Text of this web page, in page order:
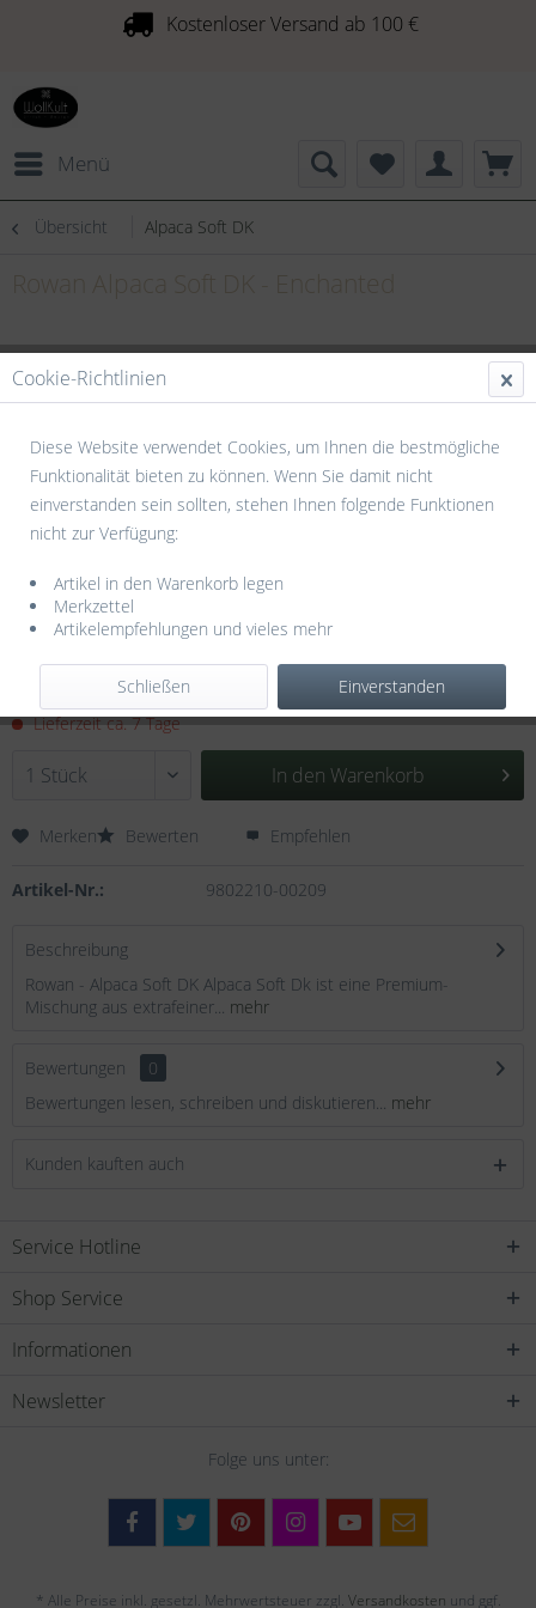
Kostenloser Versand ab 100 €
Menü
Übersicht Alpaca Soft DK
10,55 € *
Inhalt:0.05 Kilogramm (211,00 € * / 1 Kilogramm)
zzgl. Versandkosten
Lieferzeit ca. 7 Tage
In den Warenkorb
Merken Bewerten Empfehlen
Artikel-Nr.: 9802210-00209
Beschreibung
Rowan - Alpaca Soft DK Alpaca Soft Dk ist eine Premium-
Mischung aus extrafeiner... mehr
Bewertungen
0
Bewertungen lesen, schreiben und diskutieren... mehr
Kunden kauften auch
Service Hotline
Shop Service
Informationen
Newsletter
Folge uns unter:
* Alle Preise inkl. gesetzl. Mehrwertsteuer zzgl. Versandkosten und ggf.
Cookie-Richtlinien
Diese Website verwendet Cookies, um Ihnen die bestmögliche
Funktionalität bieten zu können. Wenn Sie damit nicht
einverstanden sein sollten, stehen Ihnen folgende Funktionen
nicht zur Verfügung:
Artikel in den Warenkorb legen
Merkzettel
Artikelempfehlungen und vieles mehr
Einverstanden
Schließen